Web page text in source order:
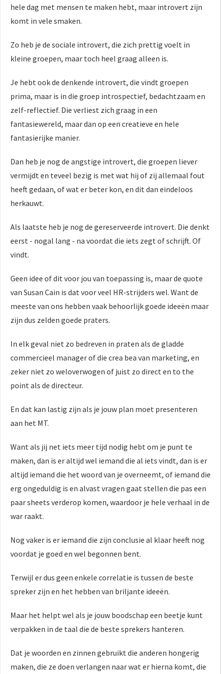
hele dag met mensen te maken hebt, maar introvert zijn
komt in vele smaken.
Zo heb je de sociale introvert, die zich prettig voelt in
kleine groepen, maar toch heel graag alleen is.
Je hebt ook de denkende introvert, die vindt groepen
prima, maar is in die groep introspectief, bedachtzaam en
zelf-reflectief. Die verliest zich graag in een
fantasiewereld, maar dan op een creatieve en hele
fantasierijke manier.
Dan heb je nog de angstige introvert, die groepen liever
vermijdt en teveel bezig is met wat hij of zij allemaal fout
heeft gedaan, of wat er beter kon, en dit dan eindeloos
herkauwt.
Als laatste heb je nog de gereserveerde introvert. Die denkt
eerst - nogal lang - na voordat die iets zegt of schrijft. Of
vindt.
Geen idee of dit voor jou van toepassing is, maar de quote
van Susan Cain is dat voor veel HR-strijders wel. Want de
meeste van ons hebben vaak behoorlijk goede ideeën maar
zijn dus zelden goede praters.
In elk geval niet zo bedreven in praten als de gladde
commercieel manager of die crea bea van marketing, en
zeker niet zo weloverwogen of juist zo direct en to the
point als de directeur.
En dat kan lastig zijn als je jouw plan moet presenteren
aan het MT.
Want als jij net iets meer tijd nodig hebt om je punt te
maken, dan is er altijd wel iemand die al iets vindt, dan is er
altijd iemand die het woord van je overneemt, of iemand die
erg ongeduldig is en alvast vragen gaat stellen die pas een
paar sheets verderop komen, waardoor je hele verhaal in de
war raakt.
Nog vaker is er iemand die zijn conclusie al klaar heeft nog
voordat je goed en wel begonnen bent.
Terwijl er dus geen enkele correlatie is tussen de beste
spreker zijn en het hebben van briljante ideeën.
Maar het helpt wel als je jouw boodschap een beetje kunt
verpakken in de taal die de beste sprekers hanteren.
Dat je woorden en zinnen gebruikt die anderen hongerig
maken, die ze doen verlangen naar wat er hierna komt, die